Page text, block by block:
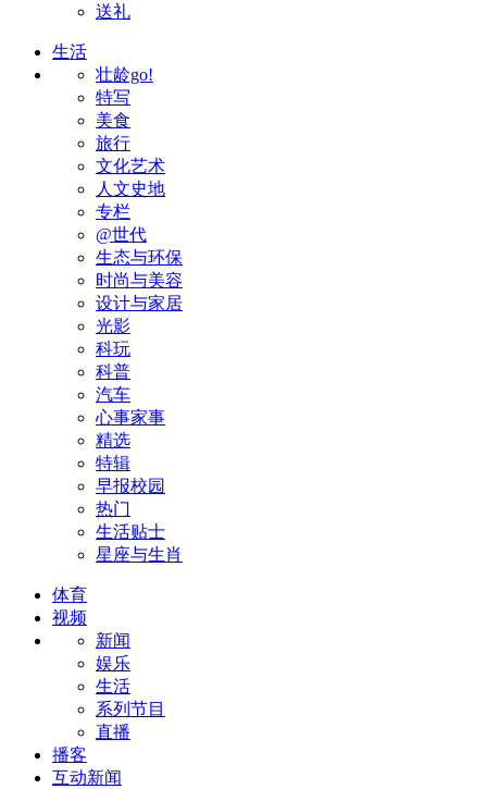
送礼
生活
壮龄go!
特写
美食
旅行
文化艺术
人文史地
专栏
@世代
生态与环保
时尚与美容
设计与家居
光影
科玩
科普
汽车
心事家事
精选
特辑
早报校园
热门
生活贴士
星座与生肖
体育
视频
新闻
娱乐
生活
系列节目
直播
播客
互动新闻